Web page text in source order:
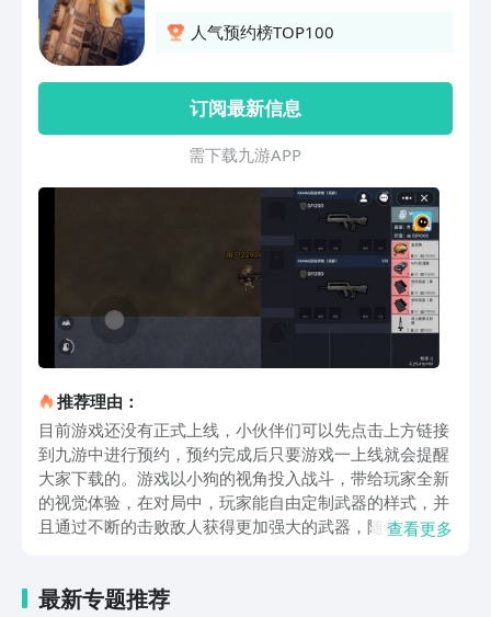
人气预约榜TOP100
订阅最新信息
需 下 载 九 游 A P P
推荐理由：
目前游戏还没有正式上线，小伙伴们可以先点击上方链接
到九游中进行预约，预约完成后只要游戏一上线就会提醒
大家下载的。游戏以小狗的视角投入战斗，带给玩家全新
的视觉体验，在对局中，玩家能自由定制武器的样式，并
且通过不断的击败敌人获得更加强大的武器，随着对局时
全部敌人，才能获得最终的胜利。游戏拥有丰富的地图资
查看更多
最新专题推荐